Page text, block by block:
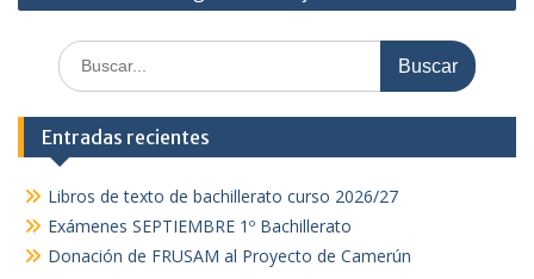
Buscar:
Entradas recientes
Libros de texto de bachillerato curso 2026/27
Exámenes SEPTIEMBRE 1º Bachillerato
Donación de FRUSAM al Proyecto de Camerún